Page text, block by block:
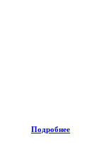
Подробнее